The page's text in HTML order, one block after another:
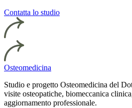
Contatta lo studio
Osteomedicina
Studio e progetto Osteomedicina del
visite osteopatiche, biomeccanica
aggiornamento professionale.